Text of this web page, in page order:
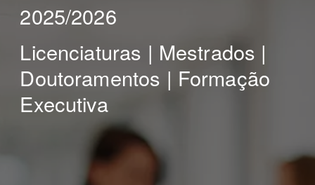
2025/2026
Licenciaturas | Mestrados |
Doutoramentos | Formação
Executiva